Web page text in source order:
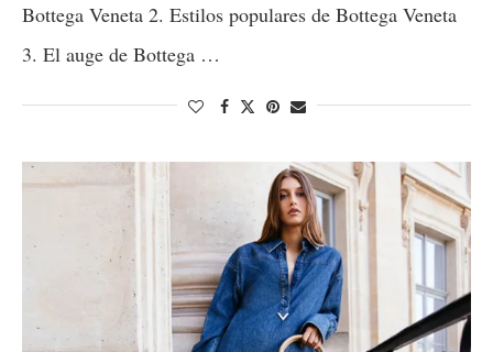
Bottega Veneta 2. Estilos populares de Bottega Veneta
3. El auge de Bottega …